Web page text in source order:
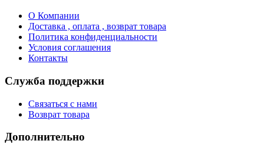
О Компании
Доставка , оплата , возврат товара
Политика конфиденциальности
Условия соглашения
Контакты
Служба поддержки
Связаться с нами
Возврат товара
Дополнительно